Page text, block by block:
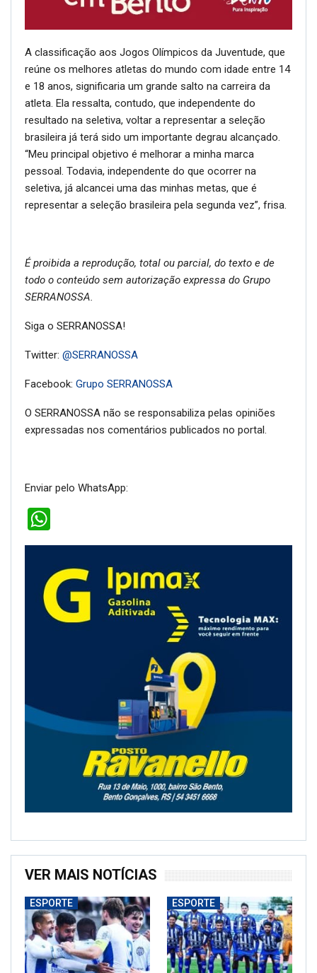
A classificação aos Jogos Olímpicos da Juventude, que
reúne os melhores atletas do mundo com idade entre 14
e 18 anos, significaria um grande salto na carreira da
atleta. Ela ressalta, contudo, que independente do
resultado na seletiva, voltar a representar a seleção
brasileira já terá sido um importante degrau alcançado.
“Meu principal objetivo é melhorar a minha marca
pessoal. Todavia, independente do que ocorrer na
seletiva, já alcancei uma das minhas metas, que é
representar a seleção brasileira pela segunda vez”, frisa.
É proibida a reprodução, total ou parcial, do texto e de
todo o conteúdo sem autorização expressa do Grupo
SERRANOSSA.
Siga o SERRANOSSA!
Twitter: @SERRANOSSA
Facebook: Grupo SERRANOSSA
O SERRANOSSA não se responsabiliza pelas opiniões
expressadas nos comentários publicados no portal.
Enviar pelo WhatsApp:
VER MAIS NOTÍCIAS
ESPORTE ESPORTE